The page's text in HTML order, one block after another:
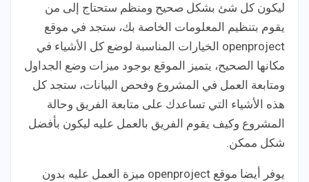
ليكون كل شئ بشكل صحيح ومنظم ستحتاج إلى من
يقوم بتنظيم المعلومات الخاصة بك، ستجد في موقع
openproject الخيارات المناسبة لوضع كل الأشياء في
مكانها الصحيح، يتميز الموقع بوجود ميزات وضع الجداول
ومتابعة العمل في المشروع وفحص البيانات، ستجد كل
هذه الأشياء التي تساعدك على متابعة الفريق وحالة
المشروع وكيف يقوم الفريق بالعمل عليه ليكون بأفضل
شكل ممكن.
يوفر أيضا موقع openproject ميزة العمل عليه بدون